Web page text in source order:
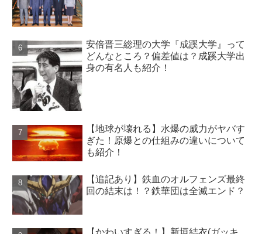
安倍晋三総理の大学『成蹊大学』って
どんなところ？偏差値は？成蹊大学出
身の有名人も紹介！
【地球が壊れる】水爆の威力がヤバす
ぎた！原爆との仕組みの違いについて
も紹介！
【追記あり】鉄血のオルフェンズ最終
回の結末は！？鉄華団は全滅エンド？